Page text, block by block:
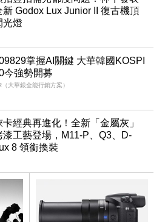
新 Godox Lux Junior II 復古機頂
光燈
掌握AI關鍵 大華韓國KOSPI
今強勢開募
（大華銀全能行銷方案）
卡經典再進化！全新「金屬灰」
漆工藝登場，M11-P、Q3、D-
8 領銜換裝